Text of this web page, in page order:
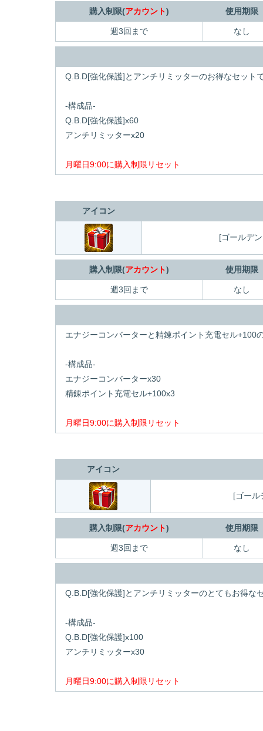
購入制限(アカウント) 使用期限
週3回まで なし
Q.B.D[強化保護]とアンチリミッターのお得なセット
-構成品-
Q.B.D[強化保護]x60
アンチリミッターx20
月曜日9:00に購入制限リセット
アイコン
[ゴールデ
購入制限(アカウント) 使用期限
週3回まで なし
エナジーコンバーターと精錬ポイント充電セル+100
-構成品-
エナジーコンバーターx30
精錬ポイント充電セル+100x3
月曜日9:00に購入制限リセット
アイコン
[ゴール
購入制限(アカウント) 使用期限
週3回まで なし
Q.B.D[強化保護]とアンチリミッターのとてもお得な
-構成品-
Q.B.D[強化保護]x100
アンチリミッターx30
月曜日9:00に購入制限リセット